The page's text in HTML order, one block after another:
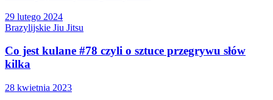
29 lutego 2024
Brazylijskie Jiu Jitsu
Co jest kulane #78 czyli o sztuce przegrywu słów
kilka
28 kwietnia 2023